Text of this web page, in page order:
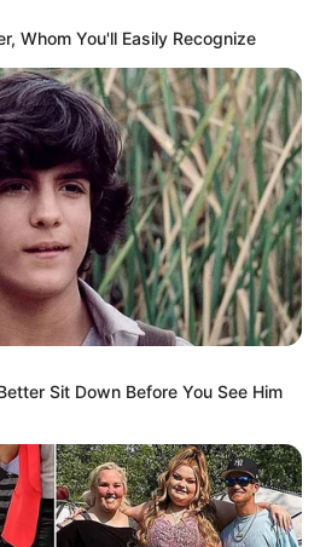
Whom You'll Easily Recognize
Sit Down Before You See Him